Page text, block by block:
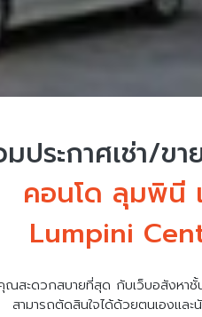
มประกาศเช่า/ขา
คอนโด ลุมพินี
Lumpini
ณสะดวกสบายที่สุด กับเว็บอสังหา
สามารถตัดสินใจได้ด้วยตนเองแ